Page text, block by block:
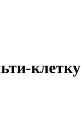
клетку